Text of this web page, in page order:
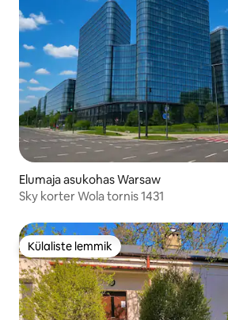
Elumaja asukohas Warsaw
Sky korter Wola tornis 1431
Külaliste lemmik
Külaliste lemmik